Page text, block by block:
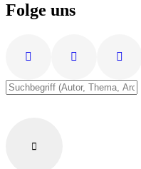
Folge uns